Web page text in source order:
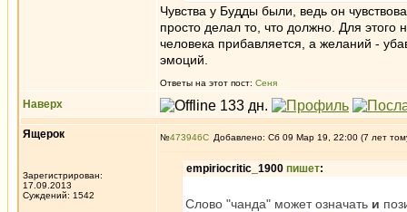
Чувства у Будды были, ведь он
просто делал то, что должно. Для этого
человека прибавляется, а желаний -
эмоций.
Ответы на этот пост: Сеня
Наверх
Ящерок
Зарегистрирован:
17.09.2013
Суждений: 1542
№473946 Добавлено: Сб 09 Мар 19, 22:00 (7 лет
empiriocritic_1900 пишет:
Слово "чанда" может означать и